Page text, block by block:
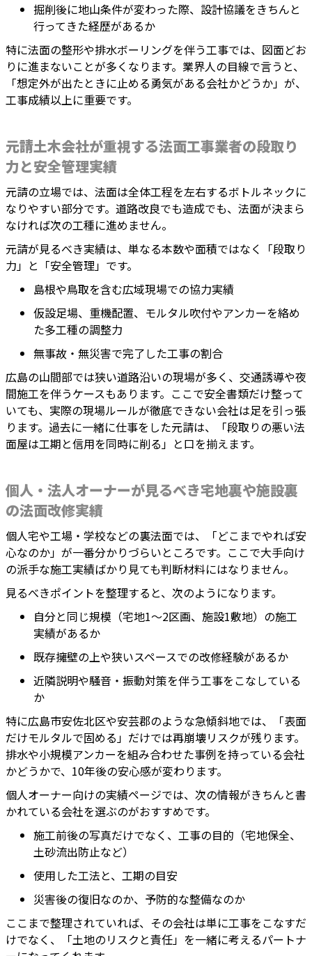
掘削後に地山条件が変わった際、設計協議をきちんと
行ってきた経歴があるか
特に法面の整形や排水ボーリングを伴う工事では、図面どお
りに進まないことが多くなります。業界人の目線で言うと、
「想定外が出たときに止める勇気がある会社かどうか」が、
工事成績以上に重要です。
元請土木会社が重視する法面工事業者の段取り
力と安全管理実績
元請の立場では、法面は全体工程を左右するボトルネックに
なりやすい部分です。道路改良でも造成でも、法面が決まら
なければ次の工種に進めません。
元請が見るべき実績は、単なる本数や面積ではなく「段取り
力」と「安全管理」です。
島根や鳥取を含む広域現場での協力実績
仮設足場、重機配置、モルタル吹付やアンカーを絡め
た多工種の調整力
無事故・無災害で完了した工事の割合
広島の山間部では狭い道路沿いの現場が多く、交通誘導や夜
間施工を伴うケースもあります。ここで安全書類だけ整って
いても、実際の現場ルールが徹底できない会社は足を引っ張
ります。過去に一緒に仕事をした元請は、「段取りの悪い法
面屋は工期と信用を同時に削る」と口を揃えます。
個人・法人オーナーが見るべき宅地裏や施設裏
の法面改修実績
個人宅や工場・学校などの裏法面では、「どこまでやれば安
心なのか」が一番分かりづらいところです。ここで大手向け
の派手な施工実績ばかり見ても判断材料にはなりません。
見るべきポイントを整理すると、次のようになります。
自分と同じ規模（宅地1〜2区画、施設1敷地）の施工
実績があるか
既存擁壁の上や狭いスペースでの改修経験があるか
近隣説明や騒音・振動対策を伴う工事をこなしている
か
特に広島市安佐北区や安芸郡のような急傾斜地では、「表面
だけモルタルで固める」だけでは再崩壊リスクが残ります。
排水や小規模アンカーを組み合わせた事例を持っている会社
かどうかで、10年後の安心感が変わります。
個人オーナー向けの実績ページでは、次の情報がきちんと書
かれている会社を選ぶのがおすすめです。
施工前後の写真だけでなく、工事の目的（宅地保全、
土砂流出防止など）
使用した工法と、工期の目安
災害後の復旧なのか、予防的な整備なのか
ここまで整理されていれば、その会社は単に工事をこなすだ
けでなく、「土地のリスクと責任」を一緒に考えるパートナ